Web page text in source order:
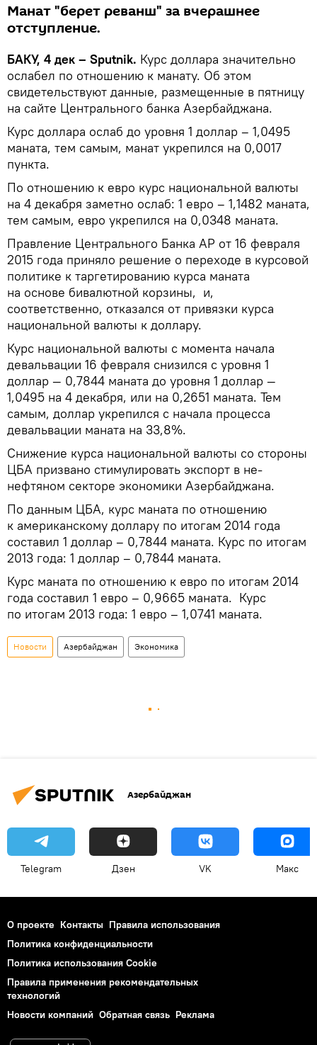
Манат "берет реванш" за вчерашнее
отступление.
БАКУ, 4 дек – Sputnik. Курс доллара значительно
ослабел по отношению к манату. Об этом
свидетельствуют данные, размещенные в пятницу
на сайте Центрального банка Азербайджана.
Курс доллара ослаб до уровня 1 доллар – 1,0495
маната, тем самым, манат укрепился на 0,0017
пункта.
По отношению к евро курс национальной валюты
на 4 декабря заметно ослаб: 1 евро – 1,1482 маната,
тем самым, евро укрепился на 0,0348 маната.
Правление Центрального Банка АР от 16 февраля
2015 года приняло решение о переходе в курсовой
политике к таргетированию курса маната
на основе бивалютной корзины, и,
соответственно, отказался от привязки курса
национальной валюты к доллару.
Курс национальной валюты с момента начала
девальвации 16 февраля снизился с уровня 1
доллар — 0,7844 маната до уровня 1 доллар —
1,0495 на 4 декабря, или на 0,2651 маната. Тем
самым, доллар укрепился с начала процесса
девальвации маната на 33,8%.
Снижение курса национальной валюты со стороны
ЦБА призвано стимулировать экспорт в не-
нефтяном секторе экономики Азербайджана.
По данным ЦБА, курс маната по отношению
к американскому доллару по итогам 2014 года
составил 1 доллар – 0,7844 маната. Курс по итогам
2013 года: 1 доллар – 0,7844 маната.
Курс маната по отношению к евро по итогам 2014
года составил 1 евро – 0,9665 маната. Курс
по итогам 2013 года: 1 евро – 1,0741 маната.
Новости Азербайджан Экономика
Азербайджан
Telegram Дзен VK Макс
О проекте Контакты Правила использования
Политика конфиденциальности
Политика использования Cookie
Правила применения рекомендательных
технологий
Новости компаний Обратная связь Реклама